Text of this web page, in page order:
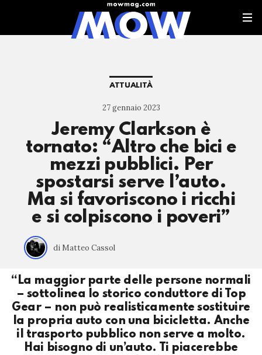
ATTUALITÀ
27 gennaio 2023
Jeremy Clarkson è
tornato: “Altro che bici e
mezzi pubblici. Per
spostarsi serve l’auto.
Ma si favoriscono i ricchi
e si colpiscono i poveri”
di Matteo Cassol
“La maggior parte delle persone normali
– sottolinea lo storico conduttore di Top
Gear – non può realisticamente sostituire
la propria auto con una bicicletta. Anche
il trasporto pubblico non serve a molto.
Hai bisogno di un’auto. Ti piacerebbe